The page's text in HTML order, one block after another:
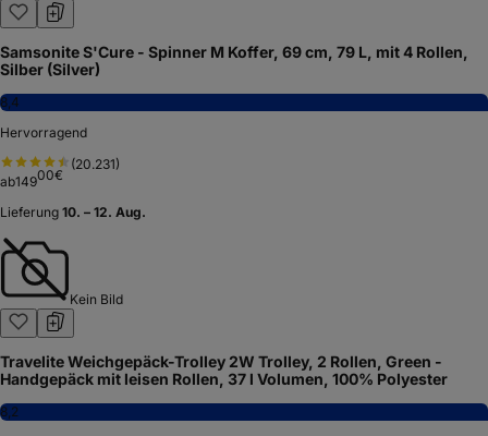
Samsonite S'Cure - Spinner M Koffer, 69 cm, 79 L, mit 4 Rollen,
Silber (Silver)
8,4
Hervorragend
(20.231)
ab14900€
Lieferung 10. – 12. Aug.
Kein Bild
Travelite Weichgepäck-Trolley 2W Trolley, 2 Rollen, Green -
Handgepäck mit leisen Rollen, 37 l Volumen, 100% Polyester
8,2